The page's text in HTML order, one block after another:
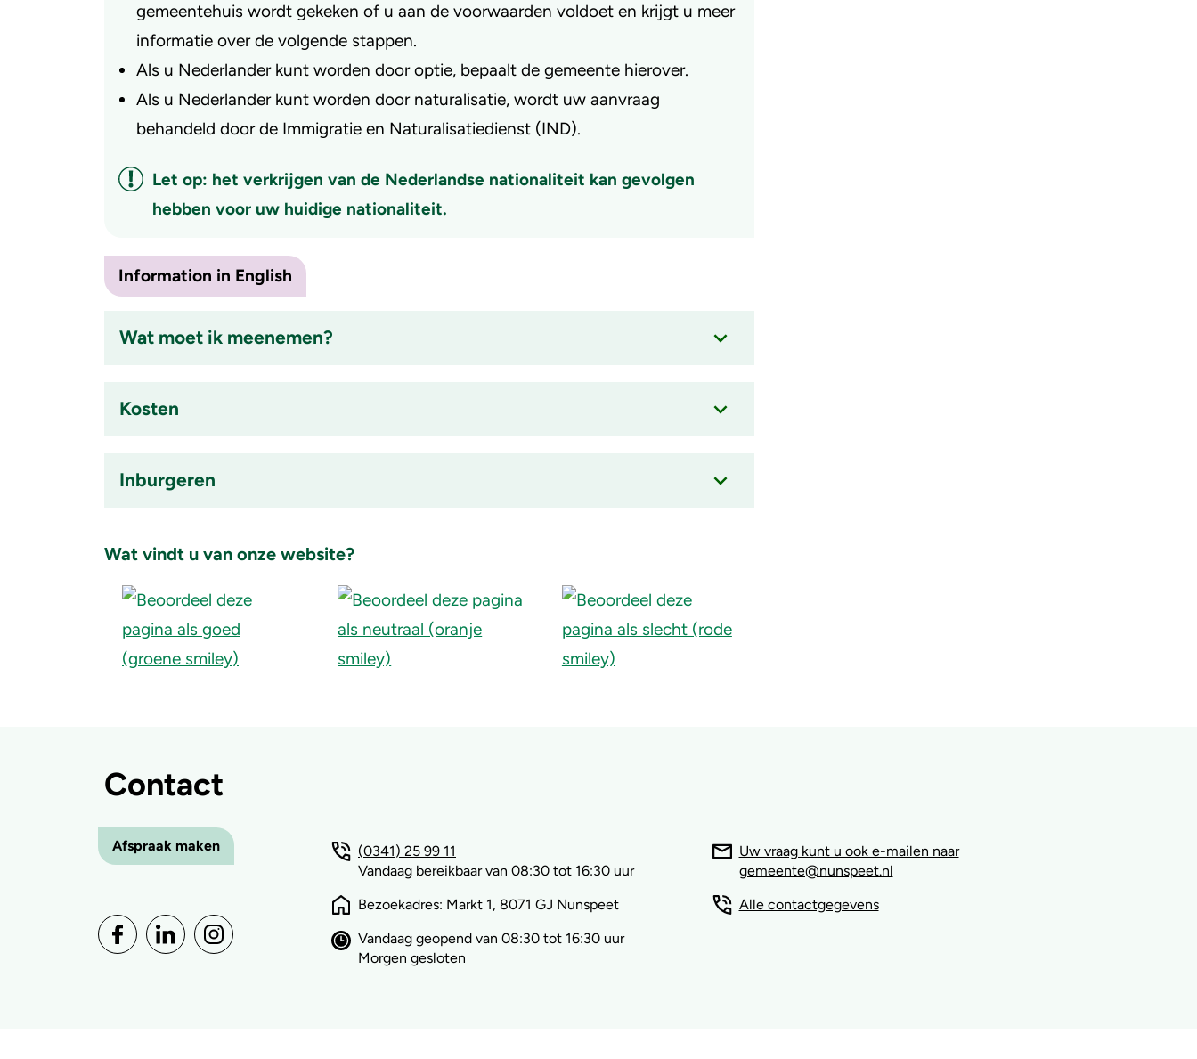
gemeentehuis wordt gekeken of u aan de voorwaarden voldoet en krijgt u meer
informatie over de volgende stappen.
Als u Nederlander kunt worden door optie, bepaalt de gemeente hierover.
Als u Nederlander kunt worden door naturalisatie, wordt uw aanvraag
behandeld door de Immigratie en Naturalisatiedienst (IND).
Let op: het verkrijgen van de Nederlandse nationaliteit kan gevolgen
hebben voor uw huidige nationaliteit.
Information in English
Wat moet ik meenemen?
Kosten
Inburgeren
is
ingeklapt
Wat vindt u van onze website?
Contact
Afspraak maken
(0341) 25 99 11
Vandaag bereikbaar van 08:30 tot 16:30 uur
Bezoekadres: Markt 1, 8071 GJ Nunspeet
Vandaag geopend van 08:30 tot 16:30 uur
Morgen gesloten
Uw vraag kunt u ook e-mailen naar
gemeente@nunspeet.nl
Alle contactgegevens